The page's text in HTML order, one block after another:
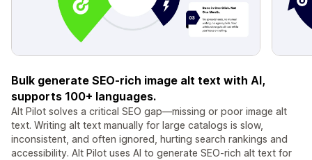
Bulk generate SEO-rich image alt text with AI,
supports 100+ languages.
Alt Pilot solves a critical SEO gap—missing or poor image alt
text. Writing alt text manually for large catalogs is slow,
inconsistent, and often ignored, hurting search rankings and
accessibility. Alt Pilot uses AI to generate SEO-rich alt text for